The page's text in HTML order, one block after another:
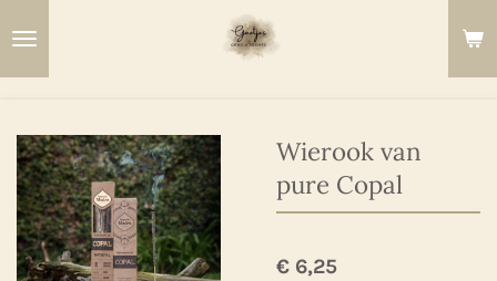
hoofdinhoud
Wierook van
pure Copal
€ 6,25